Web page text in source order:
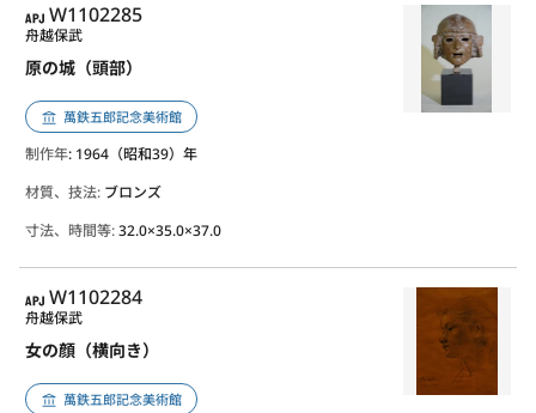
APJ
W1102285
原の城（頭部）
舟越保武
萬鉄五郎記念美術館
制作年: 1964（昭和39）年
材質、技法: ブロンズ
寸法、時間等:32.0×35.0×37.0
APJ
W1102284
女の顔（横向き）
舟越保武
萬鉄五郎記念美術館